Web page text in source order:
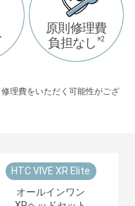
原則修理費
負担なし ※2
理費をいただく可能性がござ
PICO 4 128GB
一体型VRヘッドセット